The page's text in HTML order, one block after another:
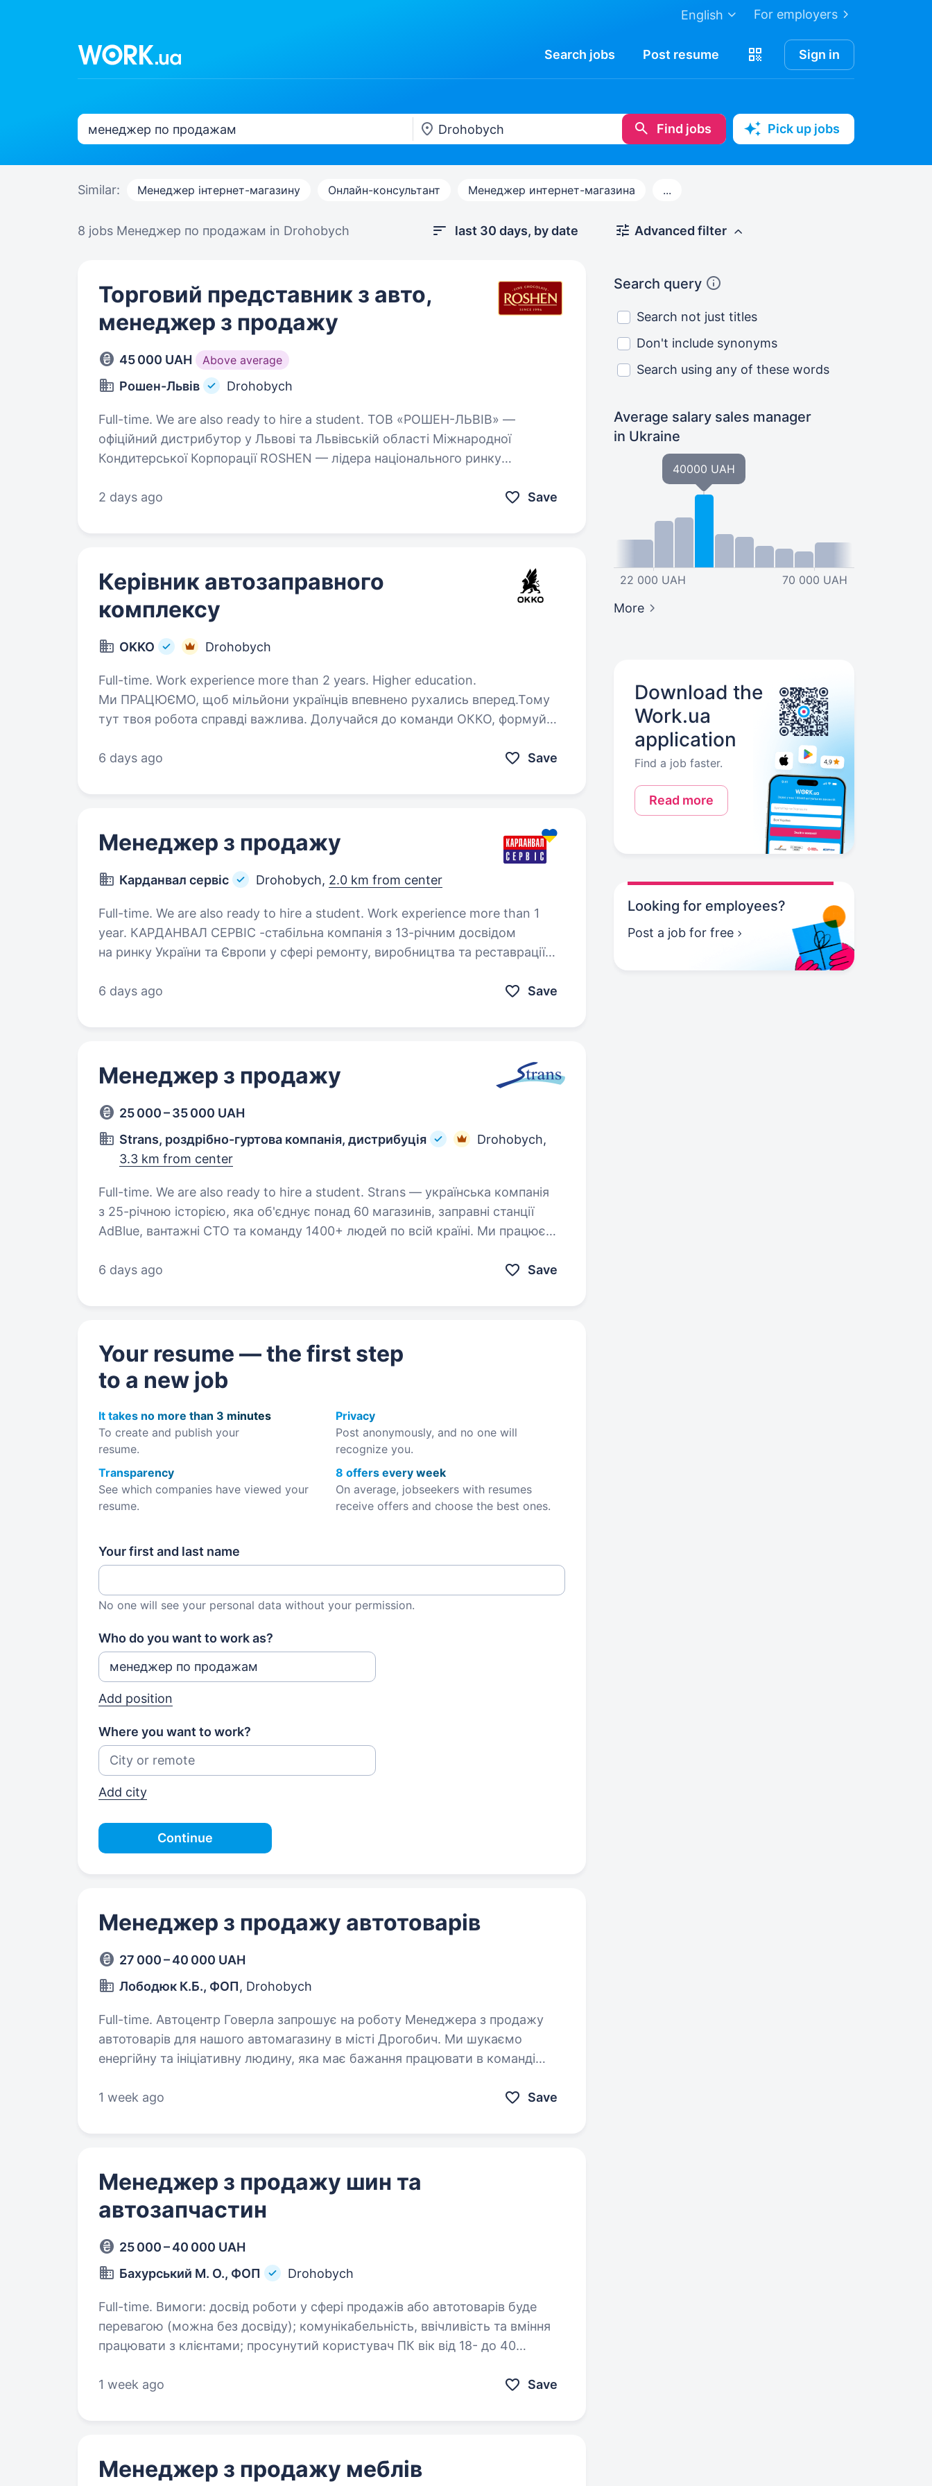
For employers
English
Search jobs Post resume Sign in
Find jobs Pick up jobs
Similar: Менеджер інтернет-магазину Онлайн-консультант Менеджер интернет-магазина ...
8 jobs Менеджер по продажам in Drohobych last 30 days, by date
Торговий представник з авто,
менеджер з продажу
45 000 UAH Above average
Рошен-Львів Drohobych
Full-time. We are also ready to hire a student. ТОВ «РОШЕН-ЛЬВІВ» —
офіційний дистрибутор у Львові та Львівській області Міжнародної
Кондитерської Корпорації ROSHEN — лідера національного ринку
продукції…
2 days ago Save
Керівник автозаправного
комплексу
OKKO Drohobych
Full-time. Work experience more than 2 years. Higher education.
Ми ПРАЦЮЄМО, щоб мільйони українців впевнено рухались вперед.Тому
тут твоя робота справді важлива. Долучайся до команди ОККО, формуймо
бо ми: …
6 days ago Save
Менеджер з продажу
Карданвал сервіс Drohobych, 2.0 km from center
Full-time. We are also ready to hire a student. Work experience more than 1
year. КАРДАНВАЛ СЕРВІС -стабільна компанія з 13-річним досвідом
на ринку України та Європи у сфері ремонту, виробництва та реставрації
та спецтехніки. Маємо…
6 days ago Save
Менеджер з продажу
25 000 – 35 000 UAH
Strans, роздрібно-гуртова компанія, дистрибуція
Drohobych,
3.3 km from center
Full-time. We are also ready to hire a student. Strans — українська компанія
з 25-річною історією, яка об'єднує понад 60 магазинів, заправні станції
AdBlue, вантажні СТО та команду 1400+ людей по всій країні. Ми працюємо
6 days ago
Save
Your resume — the first step
to a new job
It takes no more than 3 minutes
To create and publish your
resume.
Privacy
Post anonymously, and no one will
recognize you.
Transparency
See which companies have viewed your
resume.
8 offers every week
On average, jobseekers with resumes
receive offers and choose the best ones.
Your first and last name
No one will see your personal data without your permission.
Who do you want to work as?
Add position
Where you want to work?
Add city
Continue
Менеджер з продажу автотоварів
27 000 – 40 000 UAH
Лободюк К.Б., ФОП, Drohobych
Full-time. Автоцентр Говерла запрошує на роботу Менеджера з продажу
автотоварів для нашого автомагазину в місті Дрогобич. Ми шукаємо
енергійну та ініціативну людину, яка має бажання працювати в команді
1 week ago
Save
Менеджер з продажу шин та
автозапчастин
25 000 – 40 000 UAH
Бахурський М. О., ФОП
Drohobych
Full-time. Вимоги: досвід роботи у сфері продажів або автотоварів буде
перевагою (можна без досвіду); комунікабельність, ввічливість та вміння
працювати з клієнтами; просунутий користувач ПК вік від 18- до 40
1 week ago
Save
Менеджер з продажу меблів
Advanced filter
Search query
Search not just titles
Don't include synonyms
Search using any of these words
Average salary sales manager
in Ukraine
22 000 UAH
40000 UAH
70 000 UAH
More
Download the
Work.ua
application
Find a job faster.
Read more
Looking for employees?
Post a job for free